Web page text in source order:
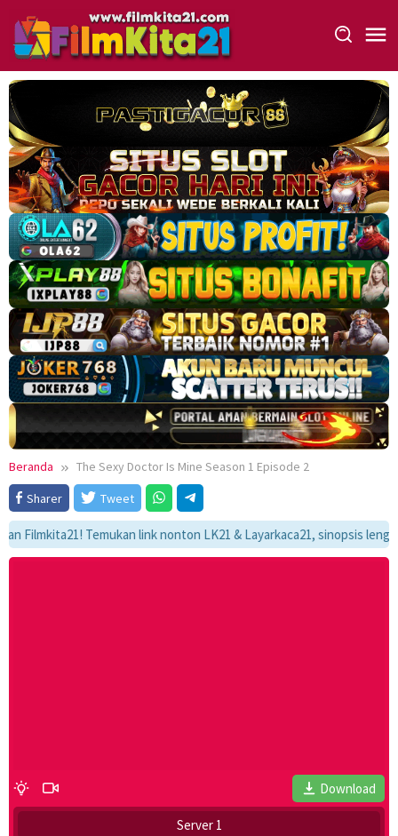
konten
Beranda
The Sexy Doctor Is Mine Season 1 Episode 2
Sharer
Tweet
Temukan link nonton LK21 & Layarkaca21, sinopsis
Download
Server 1